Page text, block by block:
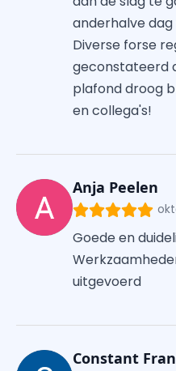
anderhalve
Diverse forse
geconstateerd
plafond droog
en collega's!
Anja Peelen
Goede en
uitgevoerd
Constant